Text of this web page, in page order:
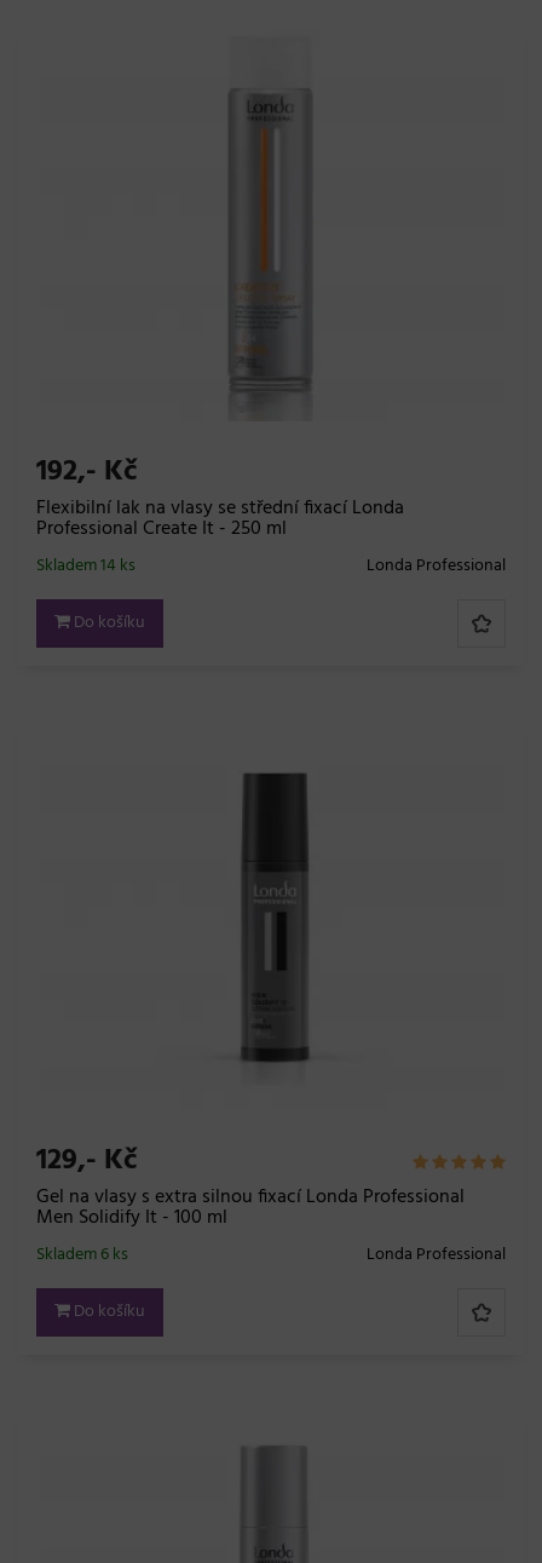
192,- Kč
Flexibilní lak na vlasy se střední fixací Londa
Professional Create It - 250 ml
Londa Professional
Skladem 14 ks
Do košíku
129,- Kč
Gel na vlasy s extra silnou fixací Londa Professional
Men Solidify It - 100 ml
Londa Professional
Skladem 6 ks
Do košíku